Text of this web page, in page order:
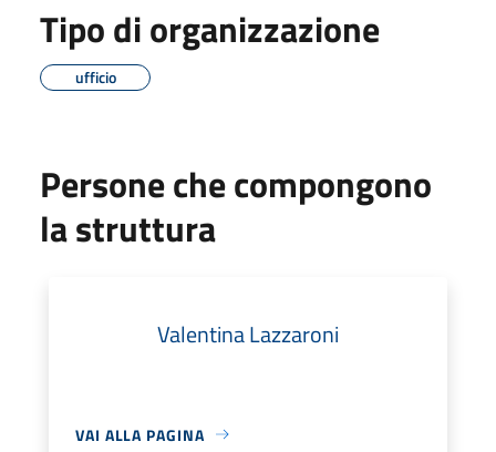
Tipo di organizzazione
ufficio
Persone che compongono
la struttura
Valentina Lazzaroni
VAI ALLA PAGINA